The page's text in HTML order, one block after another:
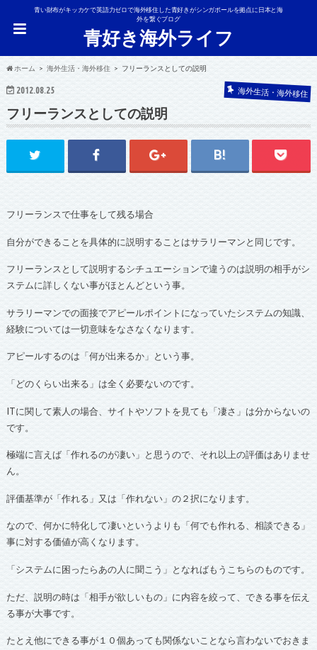
青い財布がキッカケで英語力ゼロで海外移住した青好きがシンガポールを拠点に日本と海
外を繋ぐブログ
青好き海外ライフ
ホーム 海外生活・海外移住 フリーランスとしての説明
2012.08.25 海外生活・海外移住
フリーランスとしての説明
フリーランスで仕事をして残る場合
自分ができることを具体的に説明することはサラリーマンと同じです。
フリーランスとして説明するシチュエーションで違うのは説明の相手がシ
ステムに詳しくない事がほとんどという事。
サラリーマンでの面接でアピールポイントになっていたシステムの知識、
経験については一切意味をなさなくなります。
アピールするのは「何が出来るか」という事。
「どのくらい出来る」は全く必要ないのです。
ITに関して素人の場合、サイトやソフトを見ても「凄さ」は分からないの
です。
極端に言えば「作れるのが凄い」と思うので、それ以上の評価はありませ
ん。
評価基準が「作れる」又は「作れない」の２択になります。
なので、何かに特化して凄いというよりも「何でも作れる、相談できる」
事に対する価値が高くなります。
「システムに困ったらあの人に聞こう」となればもうこちらのものです。
ただ、説明の時は「相手が欲しいもの」に内容を絞って、できる事を伝え
る事が大事です。
たとえ他にできる事が１０個あっても関係ないことなら言わないでおきま